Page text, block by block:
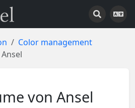
Color management
von Ansel